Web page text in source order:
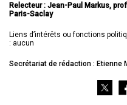
Relecteur : Jean-Paul Markus,
Paris-Saclay
Liens d’intérêts ou fonctions
: aucun
Secrétariat de rédaction : Etienne